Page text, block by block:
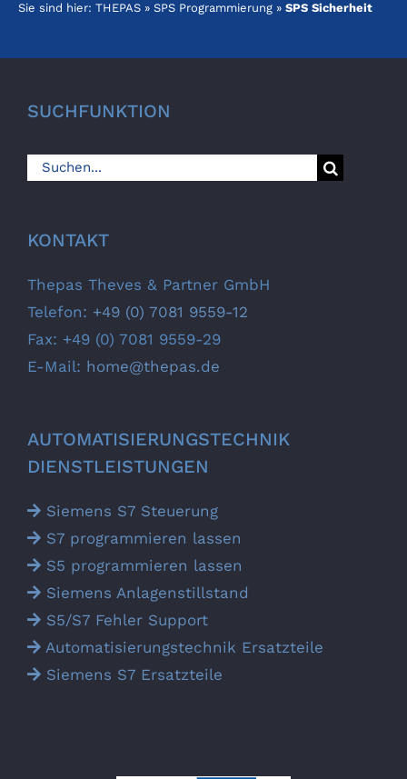
Sie sind hier: THEPAS » SPS Programmierung » SPS Sicherheit
SUCHFUNKTION
Suche
KONTAKT
Thepas Theves & Partner GmbH
Telefon: +49 (0) 7081 9559-12
Fax: +49 (0) 7081 9559-29
E-Mail: home@thepas.de
AUTOMATISIERUNGS­TECHNIK
DIENSTLEISTUNGEN
Siemens S7 Steuerung
S7 programmieren lassen
S5 programmieren lassen
Siemens Anlagen­stillstand
S5/S7 Fehler Support
Automatisierungs­technik Ersatz­teile
Siemens S7 Ersatz­teile